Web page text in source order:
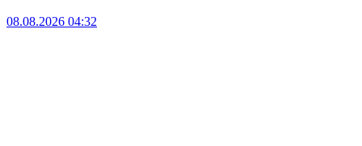
08.08.2026 04:32